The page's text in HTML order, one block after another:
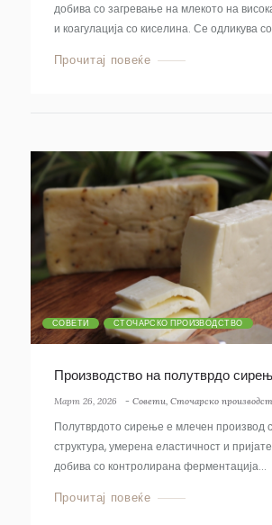
добива со загревање на млекото на
и коагулација со киселина. Се одликува
Прочитај повеќе
СОВЕТИ СТОЧАРСКО ПРОИЗВОДСТВО
Производство на полутврдо
Март 26, 2026 - Совети, Сточарско
Полутврдото сирење е млечен производ
структура, умерена еластичност и
добива со контролирана ферментација...
Прочитај повеќе